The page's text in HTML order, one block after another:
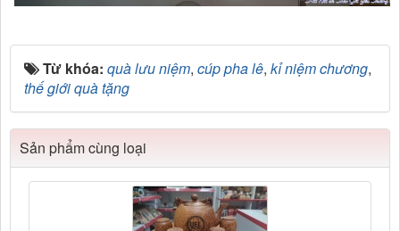
Từ khóa: quà lưu niệm, cúp pha lê, kỉ niệm chương,
thế giới quà tặng
Sản phẩm cùng loại